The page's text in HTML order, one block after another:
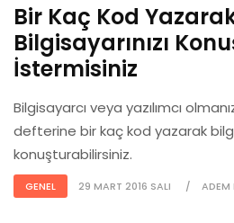
Bir Kaç Kod
Bilgisayarınızı
İstermisiniz
Bilgisayarcı veya yazılımcı
defterine bir kaç kod yazarak
konuşturabilirsiniz.
GENEL 29 MART 2016 SALI ADEM